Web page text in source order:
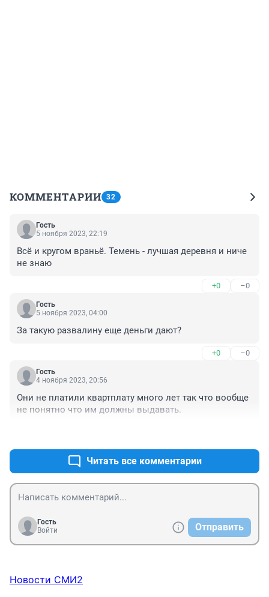
КОММЕНТАРИИ 32
Гость
5 ноября 2023, 22:19
Всё и кругом враньё. Темень - лучшая деревня и ниче
не знаю
+0 –0
Гость
5 ноября 2023, 04:00
За такую развалину еще деньги дают?
+0 –0
Гость
4 ноября 2023, 20:56
Они не платили квартплату много лет так что вообще
не понятно что им должны выдавать.
Читать все комментарии
Гость
Войти
Отправить
Новости СМИ2